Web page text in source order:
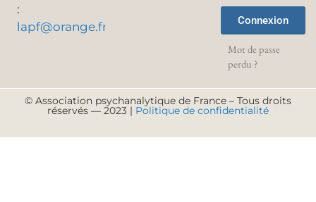
:
lapf@orange.fr
Connexion
Mot de passe
perdu ?
© Association psychanalytique de France – Tous droits
réservés — 2023 | Politique de confidentialité